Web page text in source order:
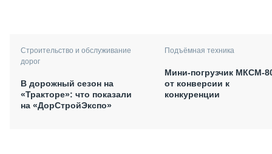
Строительство и обслуживание
дорог
В дорожный сезон на
«Тракторе»: что показали
на «ДорСтройЭкспо»
Подъёмная техника
Мини-погрузчик МКСМ-
от конверсии к
конкуренции